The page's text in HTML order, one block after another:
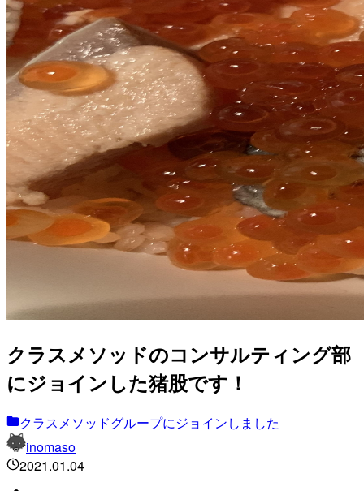
クラスメソッドのコンサルティング部
にジョインした猪股です！
クラスメソッドグループにジョインしました
inomaso
2021.01.04